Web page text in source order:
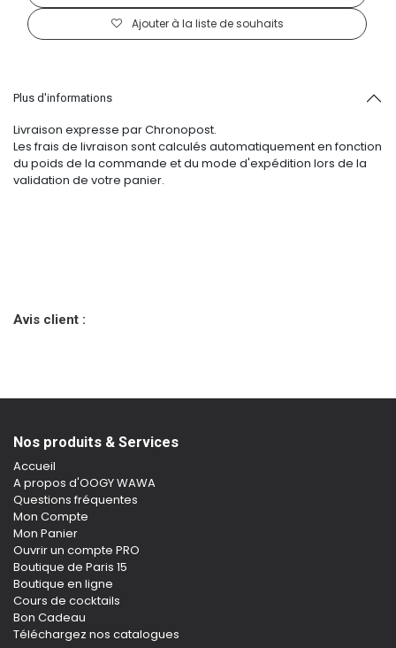
Ajouter à la liste de souhaits
Plus d'informations
Livraison expresse par Chronopost.
Les frais de livraison sont calculés automatiquement en fonction
du poids de la commande et du mode d'expédition lors de la
validation de votre panier.
Avis client :
Nos produits & Services
Accueil
A propos d'OOGY WAWA
Questions fréquentes
Mon Compte
Mon Panier
Ouvrir un compte PRO
Boutique de Paris 15
Boutique en ligne
Cours de cocktails
Bon Cadeau
Téléchargez nos catalogues